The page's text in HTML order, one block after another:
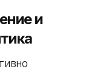
и